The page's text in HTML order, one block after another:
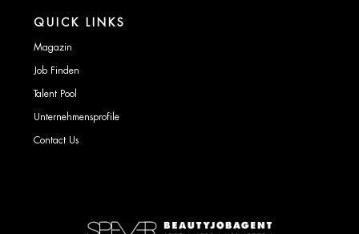
QUICK LINKS
Magazin
Job Finden
Talent Pool
Unternehmensprofile
Contact Us